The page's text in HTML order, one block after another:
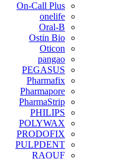
On-Call Plus
onelife
Oral-B
Ostin Bio
Oticon
pangao
PEGASUS
Pharmafix
Pharmapore
PharmaStrip
PHILIPS
POLYWAX
PRODOFIX
PULPDENT
RAOUF